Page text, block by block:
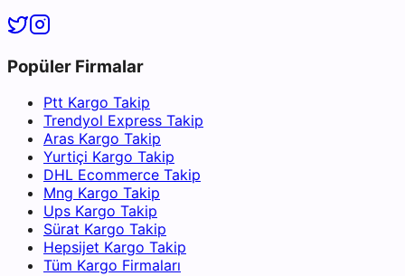
Popüler Firmalar
Ptt Kargo Takip
Trendyol Express Takip
Aras Kargo Takip
Yurtiçi Kargo Takip
DHL Ecommerce Takip
Mng Kargo Takip
Ups Kargo Takip
Sürat Kargo Takip
Hepsijet Kargo Takip
Tüm Kargo Firmaları